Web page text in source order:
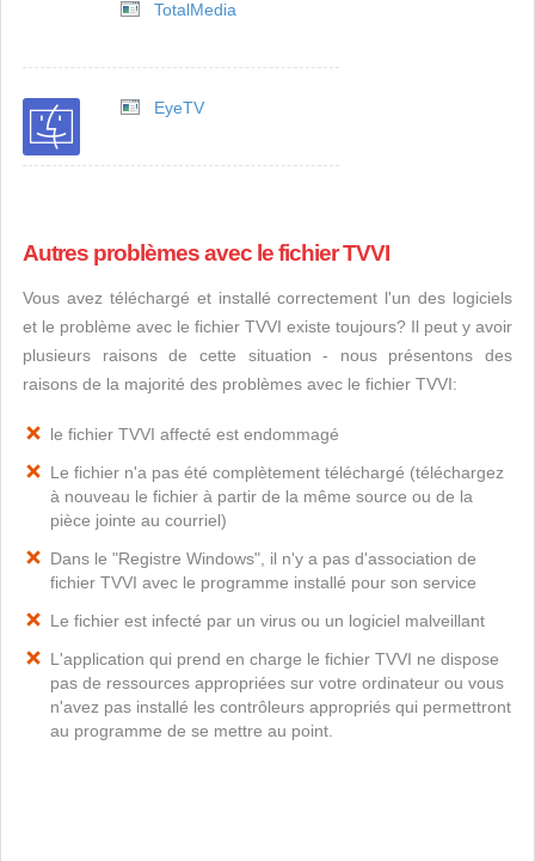
TotalMedia
EyeTV
Autres problèmes avec le fichier TVVI
Vous avez téléchargé et installé correctement l'un des logiciels
et le problème avec le fichier TVVI existe toujours? Il peut y avoir
plusieurs raisons de cette situation - nous présentons des
raisons de la majorité des problèmes avec le fichier TVVI:
le fichier TVVI affecté est endommagé
Le fichier n'a pas été complètement téléchargé (téléchargez
à nouveau le fichier à partir de la même source ou de la
pièce jointe au courriel)
Dans le "Registre Windows", il n'y a pas d'association de
fichier TVVI avec le programme installé pour son service
Le fichier est infecté par un virus ou un logiciel malveillant
L'application qui prend en charge le fichier TVVI ne dispose
pas de ressources appropriées sur votre ordinateur ou vous
n'avez pas installé les contrôleurs appropriés qui permettront
au programme de se mettre au point.